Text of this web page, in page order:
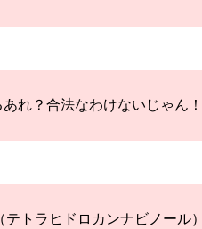
れ？合法なわけないじゃん！
トラヒドロカンナビノール